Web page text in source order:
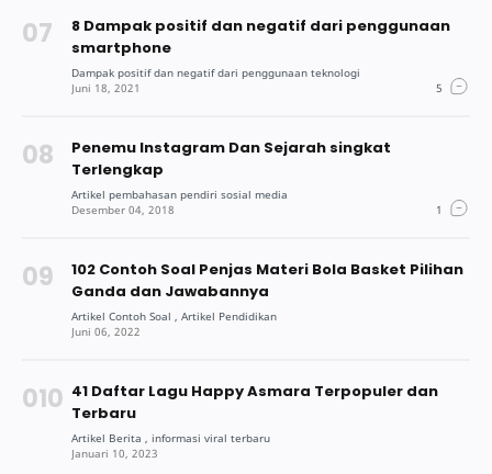
8 Dampak positif dan negatif dari penggunaan
smartphone
Penemu Instagram Dan Sejarah singkat
Terlengkap
102 Contoh Soal Penjas Materi Bola Basket Pilihan
Ganda dan Jawabannya
41 Daftar Lagu Happy Asmara Terpopuler dan
Terbaru